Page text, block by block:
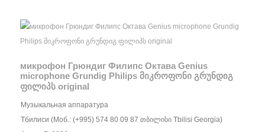
микрофон Грюндиг Филипс Октава Genius
microphone Grundig Philips მიკროფონი გრუნდიგ
ფილიპს original
Музыкальная аппаратура
Тбилиси (Моб.: (+995) 574 80 09 87 თბილისი Tbilisi Georgia)